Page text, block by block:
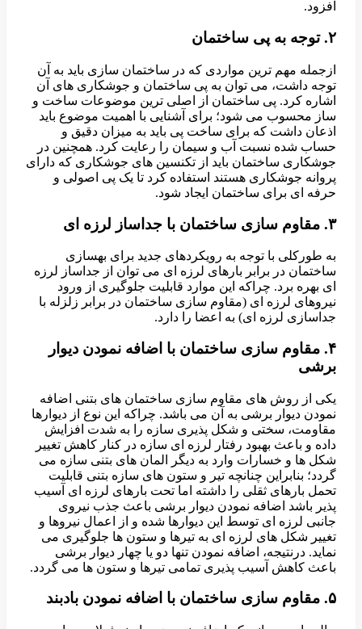
افزود.
۲. توجه به پی ساختمان
ازجمله مهم ترین مواردی که در ساختمان سازی باید به آن
توجه داشت، می توان به پی ساختمان و جوشکاری های آن
اشاره کرد. پی ساختمان از اصلی ترین موضوعات ساخت و
ساز محسوب می شود؛ برای آشنایی با اهمیت موضوع باید
اذعان داشت که برای ساخت پی باید به میزان دقیق و
حساب شده نسبت آب و سیمان را رعایت کرد. همچنین در
جوشکاری ساختمان باید از تکنسین های جوشکاری که دارای
پروانه جوشکاری هستند استفاده کرد تا یک پی اصولی و
حرفه ای برای ساختمان ایجاد شود.
۳. مقاوم سازی ساختمان با جداساز لرزه ای
به طورکلی با توجه به رویکردهای جدید برای بهسازی
ساختمان در برابر بارهای لرزه ای می توان از جداساز لرزه
ای بهره برد. چراکه این موارد قابلیت جلوگیری از ورود
نیروهای لرزه ای (مقاوم سازی ساختمان در برابر زلزله با
جداسازی لرزه ای) به اعضا را دارد.
۴. مقاوم سازی ساختمان با اضافه نمودن دیوار
برشی
یکی از روش های مقاوم سازی ساختمان های بتنی اضافه
نمودن دیوار برشی به آن می باشد. چراکه این نوع از دیوارها
مقاومت، سختی و شکل پذیری سازه را به شدت افزایش
داده و باعث بهبود رفتار لرزه ای سازه در کنار کاهش تغییر
شکل ها و خسارات وارد به دیگر المان های بتنی سازه می
گردد؛ بنابراین چنانچه تیر و ستون های سازه بتنی قابلیت
تحمل بارهای ثقلی را داشته اما تحت بارهای لرزه ای آسیب
پذیر باشد اضافه نمودن دیوار برشی باعث جذب نیروی
جانبی لرزه ای توسط این دیوارها شده و از اعمال نیروها و
تغییر شکل های لرزه ای به تیرها و ستون ها جلوگیری می
نماید. درنتیجه، اضافه نمودن تنها دو یا چهار دیوار برشی
باعث کاهش آسیب پذیری تمامی تیرها و ستون ها می گردد.
۵. مقاوم سازی ساختمان با اضافه نمودن بادبند